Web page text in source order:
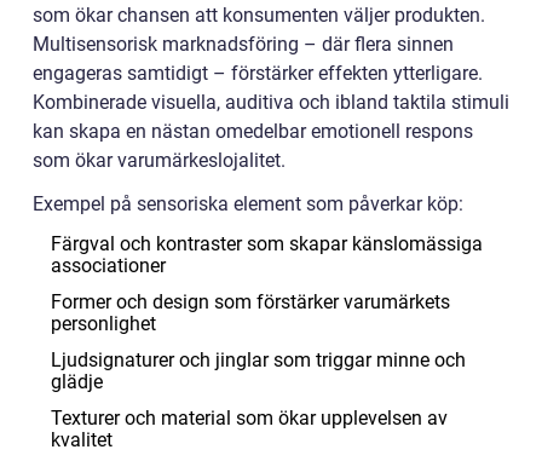
som ökar chansen att konsumenten väljer produkten.
Multisensorisk marknadsföring – där flera sinnen
engageras samtidigt – förstärker effekten ytterligare.
Kombinerade visuella, auditiva och ibland taktila stimuli
kan skapa en nästan omedelbar emotionell respons
som ökar varumärkeslojalitet.
Exempel på sensoriska element som påverkar köp:
Färgval och kontraster som skapar känslomässiga
associationer
Former och design som förstärker varumärkets
personlighet
Ljudsignaturer och jinglar som triggar minne och
glädje
Texturer och material som ökar upplevelsen av
kvalitet